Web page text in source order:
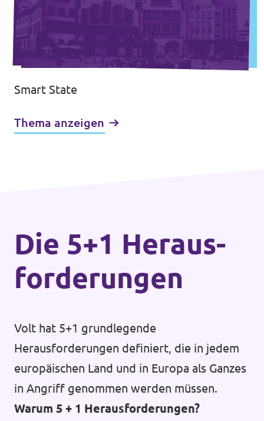
Smart State
Thema anzeigen
Die 5+1 Heraus­
forderungen
Volt hat 5+1 grundlegende
Herausforderungen definiert, die in jedem
europäischen Land und in Europa als Ganzes
in Angriff genommen werden müssen.
Warum 5 + 1 Herausforderungen?